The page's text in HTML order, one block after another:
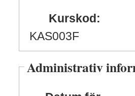
Kurskod:
KAS003F
Administrativ